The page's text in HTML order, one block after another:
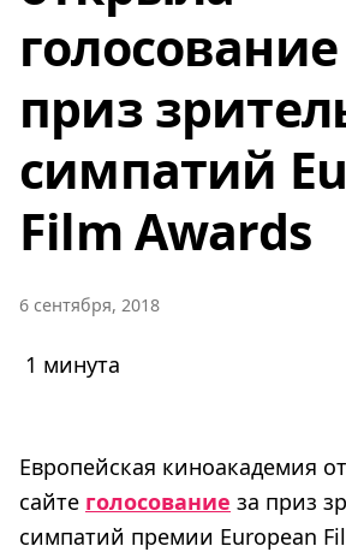
приз
симпатий
Film Awards
6 сентября, 2018
1 минута
Европейская киноакадемия
сайте голосование за приз
симпатий премии European